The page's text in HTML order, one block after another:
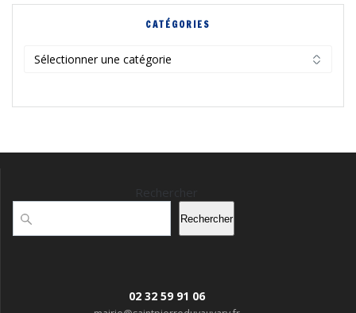
CATÉGORIES
Rechercher
02 32 59 91 06